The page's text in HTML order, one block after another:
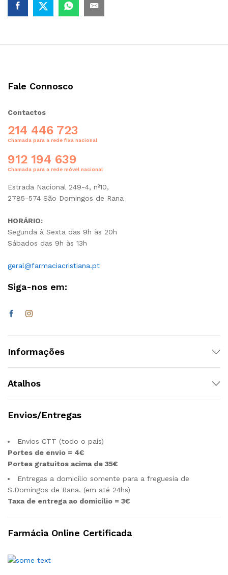
Fale Connosco
Contactos
214 446 723
Chamada para a rede fixa nacional
912 194 639
Chamada para a rede móvel nacional
Estrada Nacional 249-4, nº10,
2785-574 São Domingos de Rana
HORÁRIO:
Segunda à Sexta das 9h às 20h
Sábados das 9h às 13h
geral@farmaciacristiana.pt
Siga-nos em:
Informações
Atalhos
Envios/Entregas
Envios CTT (todo o país)
Portes de envio = 4€
Portes gratuitos acima de 35€
Entregas a domicílio somente para a freguesia de
S.Domingos de Rana. (em até 24hs)
Taxa de entrega ao domicílio = 3€
Farmácia Online Certificada